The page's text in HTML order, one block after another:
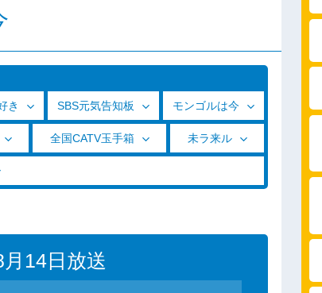
き SBS元気告知板 モンゴルは今
全国CATV玉手箱 未ラ来ル
14日放送